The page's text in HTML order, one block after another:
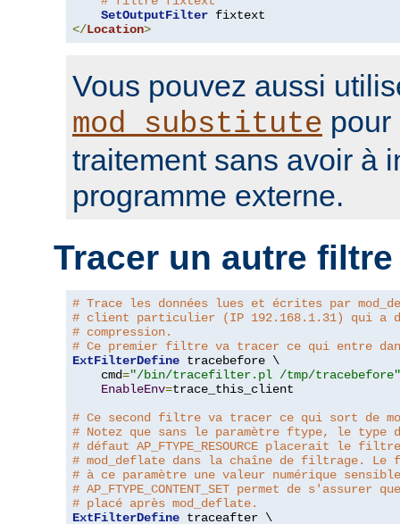
SetOutputFilter
</Location>
Vous pouvez aussi
mod_substitute pour
traitement sans avoir à
programme externe.
Tracer un autre filtre
# Trace les données lues et écrites par
# client particulier (IP 192.168.1.31) qui a
# compression.
# Ce premier filtre va tracer ce qui entre
ExtFilterDefine tracebefore \
    cmd
="/bin/tracefilter.pl /tmp/tracebefore"
EnableEnv=trace_this_client
# Ce second filtre va tracer ce qui sort de
# Notez que sans le paramètre ftype, le
# défaut AP_FTYPE_RESOURCE placerait le
# mod_deflate dans la chaîne de filtrage.
# à ce paramètre une valeur numérique
# AP_FTYPE_CONTENT_SET permet de
# placé après mod_deflate.
ExtFilterDefine traceafter \